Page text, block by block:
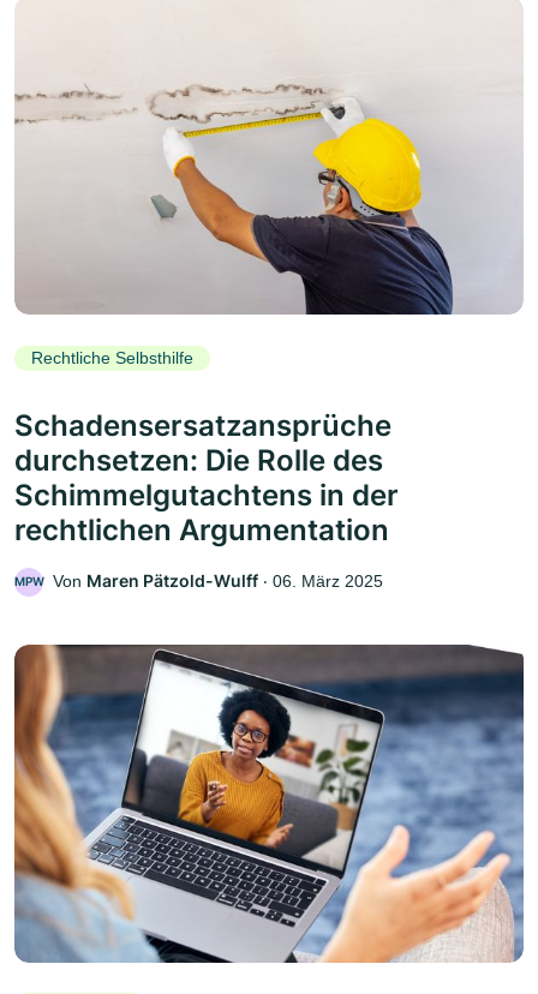
Rechtliche Selbsthilfe
Schadensersatzansprüche
durchsetzen: Die Rolle des
Schimmelgutachtens in der
rechtlichen Argumentation
MPW Von Maren Pätzold-Wulff ‧ 06. März 2025